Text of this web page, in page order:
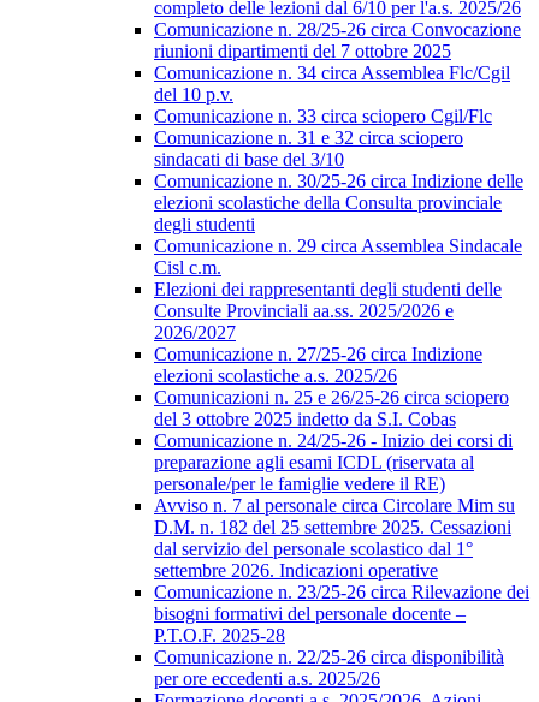
completo delle lezioni dal 6/10 per l'a.s. 2025/26
Comunicazione n. 28/25-26 circa Convocazione
riunioni dipartimenti del 7 ottobre 2025
Comunicazione n. 34 circa Assemblea Flc/Cgil
del 10 p.v.
Comunicazione n. 33 circa sciopero Cgil/Flc
Comunicazione n. 31 e 32 circa sciopero
sindacati di base del 3/10
Comunicazione n. 30/25-26 circa Indizione delle
elezioni scolastiche della Consulta provinciale
degli studenti
Comunicazione n. 29 circa Assemblea Sindacale
Cisl c.m.
Elezioni dei rappresentanti degli studenti delle
Consulte Provinciali aa.ss. 2025/2026 e
2026/2027
Comunicazione n. 27/25-26 circa Indizione
elezioni scolastiche a.s. 2025/26
Comunicazioni n. 25 e 26/25-26 circa sciopero
del 3 ottobre 2025 indetto da S.I. Cobas
Comunicazione n. 24/25-26 - Inizio dei corsi di
preparazione agli esami ICDL (riservata al
personale/per le famiglie vedere il RE)
Avviso n. 7 al personale circa Circolare Mim su
D.M. n. 182 del 25 settembre 2025. Cessazioni
dal servizio del personale scolastico dal 1°
settembre 2026. Indicazioni operative
Comunicazione n. 23/25-26 circa Rilevazione dei
bisogni formativi del personale docente –
P.T.O.F. 2025-28
Comunicazione n. 22/25-26 circa disponibilità
per ore eccedenti a.s. 2025/26